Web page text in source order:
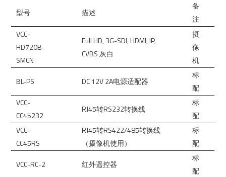
型号 描述
备
注
VCC-
HD720B-
SMCN
Full HD, 3G-SDl, HDMI, IP,
CVBS 灰白
摄
像
机
BL-PS
DC 12V 2A电源适配器
标
配
VCC-
CC45232
RJ45转RS232转换线
标
配
VCC-
CC45RS
RJ45转RS422/485转换线
（摄像机使用）
标
配
VCC-RC-2
红外遥控器
标
配